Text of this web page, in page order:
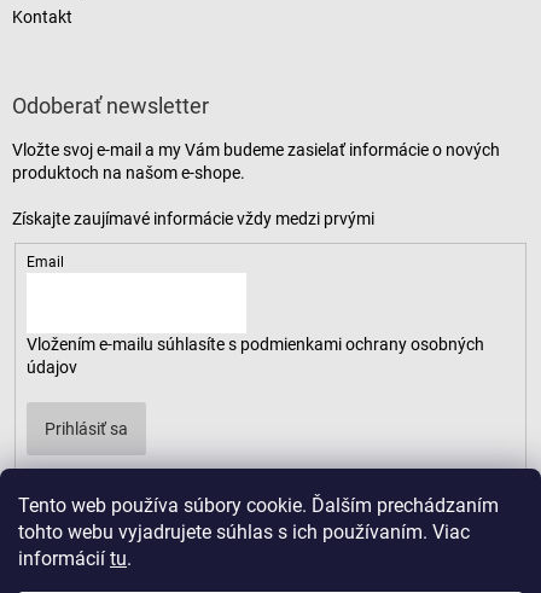
Tento web používa súbory cookie. Ďalším prechádzaním
tohto webu vyjadrujete súhlas s ich používaním. Viac
informácií tu.
Kontakt
Odoberať newsletter
Vložte svoj e-mail a my Vám budeme zasielať informácie o nových
produktoch na našom e-shope.
Email
Vložením e-mailu súhlasíte s podmienkami ochrany osobných
údajov
Prihlásiť sa